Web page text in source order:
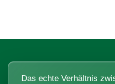
Das echte Verhältnis